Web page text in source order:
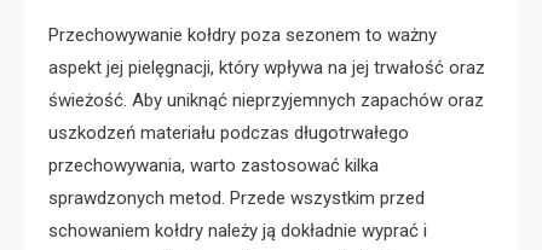
Przechowywanie kołdry poza sezonem to ważny
aspekt jej pielęgnacji, który wpływa na jej trwałość oraz
świeżość. Aby uniknąć nieprzyjemnych zapachów oraz
uszkodzeń materiału podczas długotrwałego
przechowywania, warto zastosować kilka
sprawdzonych metod. Przede wszystkim przed
schowaniem kołdry należy ją dokładnie wyprać i